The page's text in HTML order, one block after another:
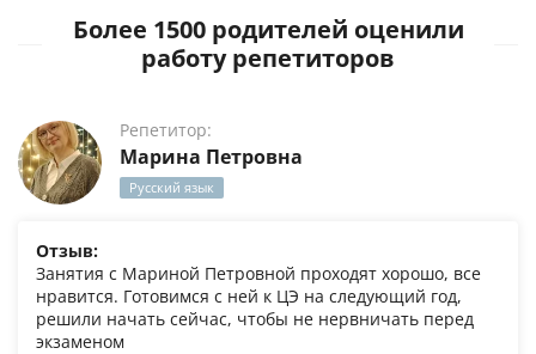
Более 1500 родителей оценили
работу репетиторов
Репетитор:
Марина Петровна
Русский язык
Отзыв:
Занятия с Мариной Петровной проходят хорошо, все
нравится. Готовимся с ней к ЦЭ на следующий год,
решили начать сейчас, чтобы не нервничать перед
экзаменом